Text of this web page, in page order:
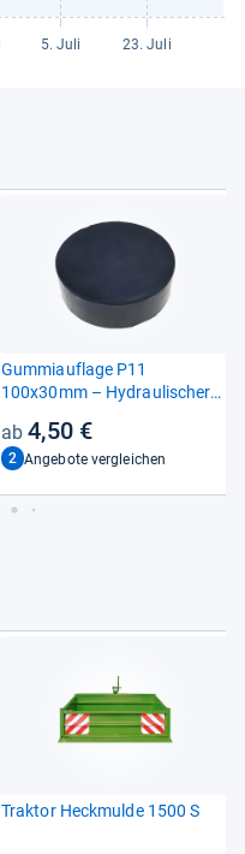
Gum­mi­auf­lage P11
100x30mm – Hydrau­li­scher
4,50 €
2 Angebote vergleichen
Trak­tor Heck­mulde 1500 S